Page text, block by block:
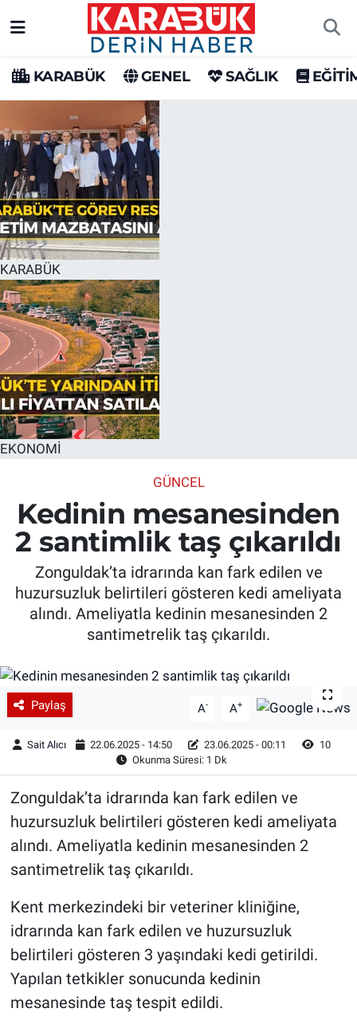
KARABÜK GENEL SAĞLIK
KARABÜK
EKONOMİ
GÜNCEL
Kedinin mesanesinden
2 santimlik taş çıkarıldı
Zonguldak’ta idrarında kan fark edilen ve
huzursuzluk belirtileri gösteren kedi ameliyata
alındı. Ameliyatla kedinin mesanesinden 2
santimetrelik taş çıkarıldı.
Paylaş A- A+
Sait Alıcı 22.06.2025 - 14:50 23.06.2025 - 00:11
10
Okunma Süresi: 1 Dk
Zonguldak’ta idrarında kan fark edilen ve
huzursuzluk belirtileri gösteren kedi ameliyata
alındı. Ameliyatla kedinin mesanesinden 2
santimetrelik taş çıkarıldı.
Kent merkezindeki bir veteriner kliniğine,
idrarında kan fark edilen ve huzursuzluk
belirtileri gösteren 3 yaşındaki kedi getirildi.
Yapılan tetkikler sonucunda kedinin
mesanesinde taş tespit edildi.
Karabük Hava Durumu
Karabük Trafik Yoğunluk Haritası
Süper Lig Puan Durumu ve Fikstür
Tüm Manşetler
Son Dakika Haberleri
Haber Arşivi